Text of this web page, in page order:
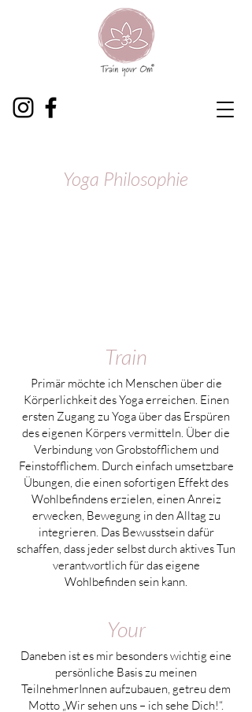
Yoga Philosophie
Train
Primär möchte ich Menschen über die
Körperlichkeit des Yoga erreichen. Einen
ersten Zugang zu Yoga über das Erspüren
des eigenen Körpers vermitteln. Über die
Verbindung von Grobstofflichem und
Feinstofflichem. Durch einfach umsetzbare
Übungen, die einen sofortigen Effekt des
Wohlbefindens erzielen, einen Anreiz
erwecken, Bewegung in den Alltag zu
integrieren. Das Bewusstsein dafür
schaffen, dass jeder selbst durch aktives Tun
verantwortlich für das eigene
Wohlbefinden sein kann.
Your
Daneben ist es mir besonders wichtig eine
persönliche Basis zu meinen
TeilnehmerInnen aufzubauen, getreu dem
Motto „Wir sehen uns – ich sehe Dich!“.